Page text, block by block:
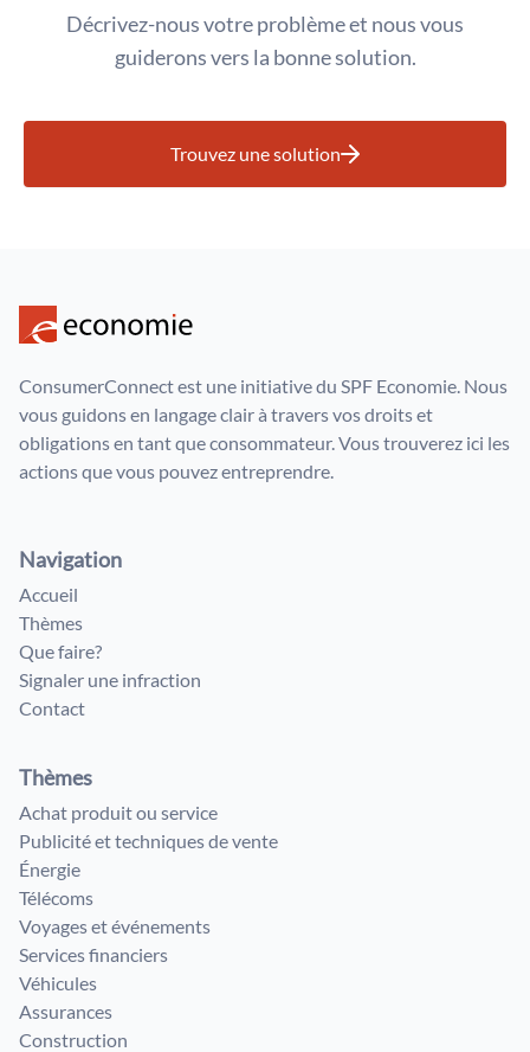
Décrivez-nous votre problème et nous vous
guiderons vers la bonne solution.
Trouvez une solution
ConsumerConnect est une initiative du SPF Economie. Nous
vous guidons en langage clair à travers vos droits et
obligations en tant que consommateur. Vous trouverez ici les
actions que vous pouvez entreprendre.
Navigation
Accueil
Thèmes
Que faire?
Signaler une infraction
Contact
Thèmes
Achat produit ou service
Publicité et techniques de vente
Énergie
Télécoms
Voyages et événements
Services financiers
Véhicules
Assurances
Construction